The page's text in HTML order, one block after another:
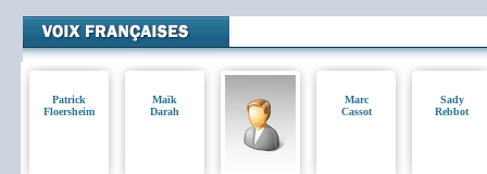
Patrick
Floersheim
Maïk
Darah
Marc
Cassot
Sady
Rebbot